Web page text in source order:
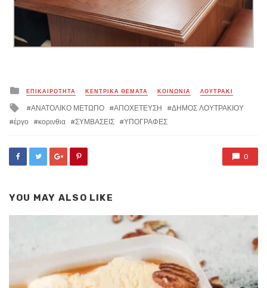
Posted
in
ΕΠΙΚΑΙΡΟΤΗΤΑ ΚΕΝΤΡΙΚΑ ΘΕΜΑΤΑ ΚΟΙΝΩΝΙΑ ΛΟΥΤΡΑΚΙ
Tagged
with
ΑΝΑΤΟΛΙΚΟ ΜΕΤΩΠΟ ΑΠΟΧΕΤΕΥΣΗ
ΔΗΜΟΣ ΛΟΥΤΡΑΚΙΟΥ
έργο
κορινθια ΣΥΜΒΑΣΕΙΣ ΥΠΟΓΡΑΦΕΣ
0
YOU MAY ALSO LIKE